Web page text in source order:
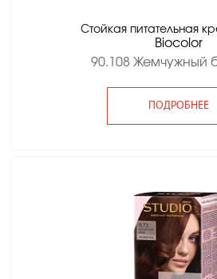
Стойкая питательная
Вiocolor
90.108 Жемчужный
ПОДРОБНЕЕ